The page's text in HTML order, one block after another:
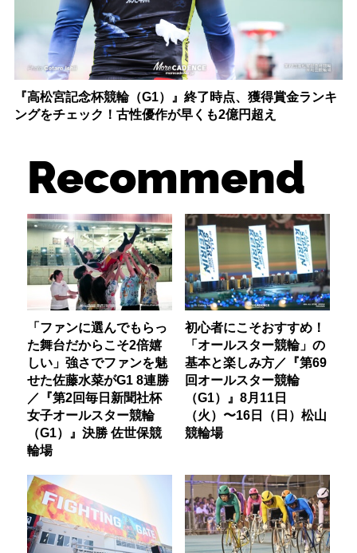
『高松宮記念杯競輪（G1）』終了時点、獲得賞金ランキ
ングをチェック！古性優作が早くも2億円超え
Recommend
「ファンに選んでもらっ
た舞台だからこそ2倍嬉
しい」強さでファンを魅
せた佐藤水菜がG1 8連勝
／『第2回毎日新聞社杯
女子オールスター競輪
（G1）』決勝 佐世保競
輪場
初心者にこそおすすめ！
「オールスター競輪」の
基本と楽しみ方／『第69
回オールスター競輪
（G1）』8月11日
（火）〜16日（日）松山
競輪場